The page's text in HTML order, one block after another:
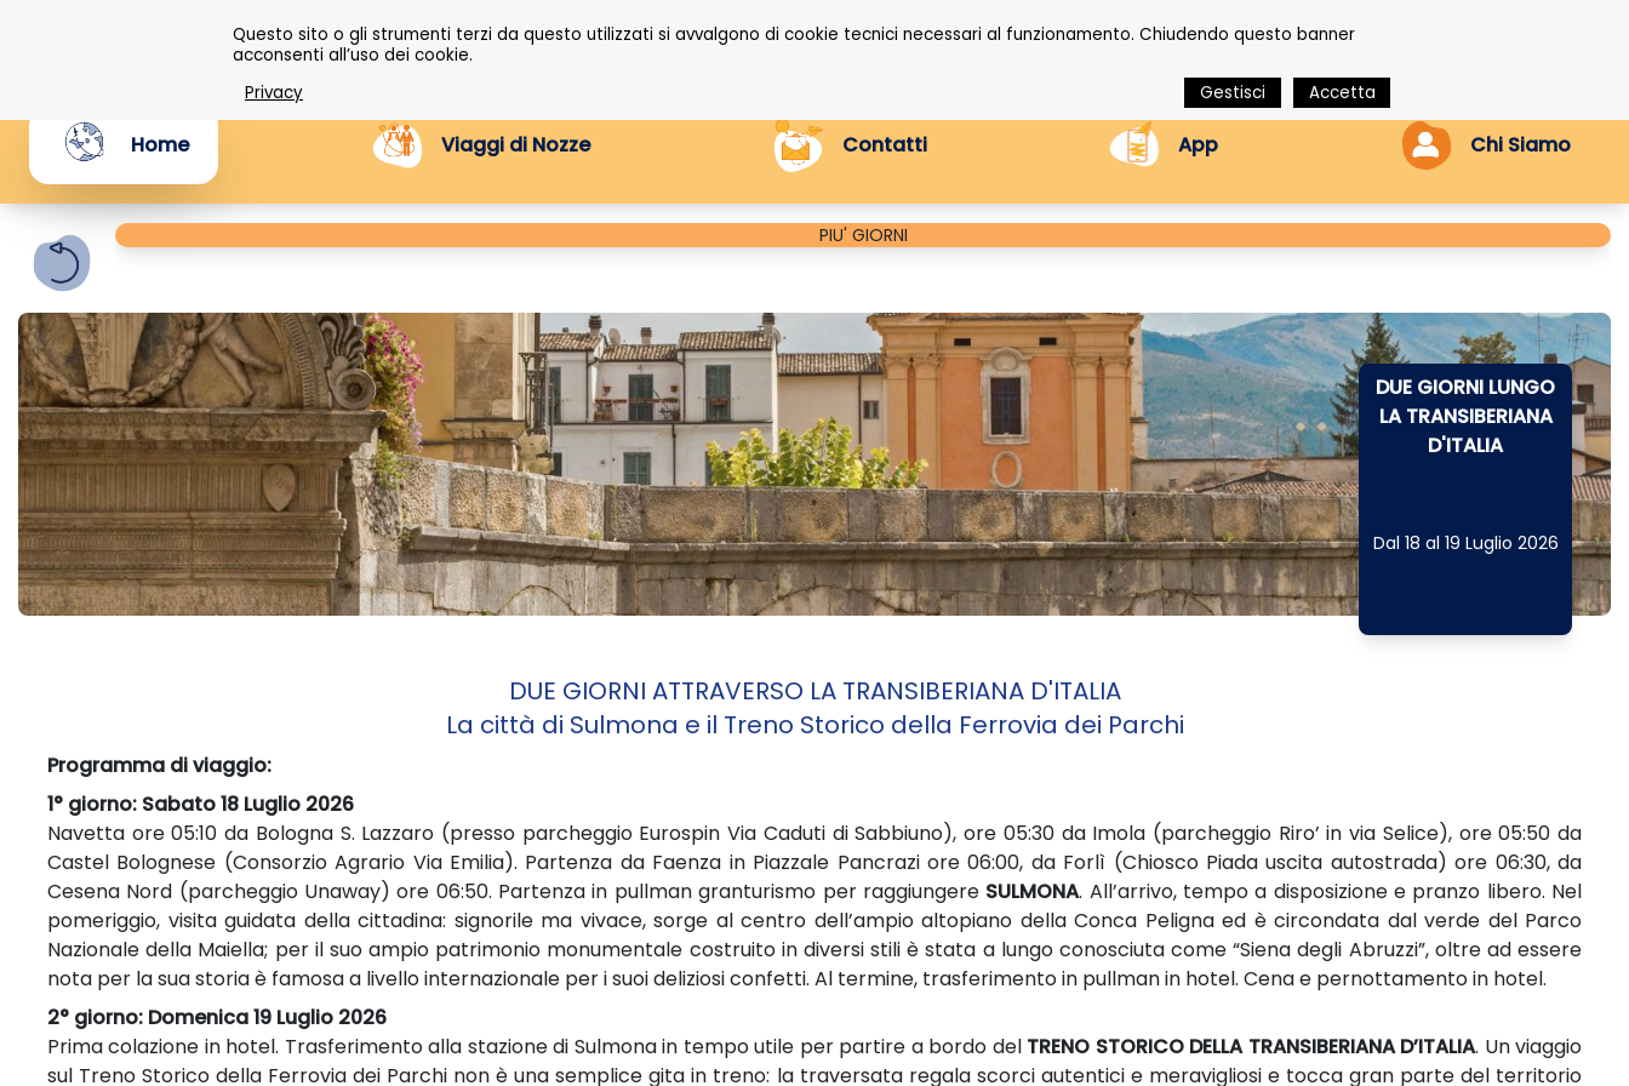
Questo sito o gli strumenti terzi da questo utilizzati si avvalgono di cookie tecnici necessari al funzionamento. Chiudendo questo banner
acconsenti all’uso dei cookie.
Privacy
Gestisci Accetta
Home Viaggi di Nozze Contatti App Chi Siamo
PIU' GIORNI
DUE GIORNI LUNGO
LA TRANSIBERIANA
D'ITALIA
Dal 18 al 19 Luglio 2026
DUE GIORNI ATTRAVERSO LA TRANSIBERIANA D'ITALIA
La città di Sulmona e il Treno Storico della Ferrovia dei Parchi
Programma di viaggio:
1° giorno: Sabato 18 Luglio 2026
Navetta ore 05:10 da Bologna S. Lazzaro (presso parcheggio Eurospin Via Caduti di Sabbiuno), ore 05:30 da Imola (parcheggio Riro’ in via Selice), ore 05:50 da
Castel Bolognese (Consorzio Agrario Via Emilia). Partenza da Faenza in Piazzale Pancrazi ore 06:00, da Forlì (Chiosco Piada uscita autostrada) ore 06:30, da
Cesena Nord (parcheggio Unaway) ore 06:50. Partenza in pullman granturismo per raggiungere SULMONA. All’arrivo, tempo a disposizione e pranzo libero. Nel
pomeriggio, visita guidata della cittadina: signorile ma vivace, sorge al centro dell’ampio altopiano della Conca Peligna ed è circondata dal verde del Parco
Nazionale della Maiella; per il suo ampio patrimonio monumentale costruito in diversi stili è stata a lungo conosciuta come “Siena degli Abruzzi”, oltre ad essere
nota per la sua storia è famosa a livello internazionale per i suoi deliziosi confetti. Al termine, trasferimento in pullman in hotel. Cena e pernottamento in hotel.
2° giorno: Domenica 19 Luglio 2026
Prima colazione in hotel. Trasferimento alla stazione di Sulmona in tempo utile per partire a bordo del TRENO STORICO DELLA TRANSIBERIANA D’ITALIA. Un viaggio
sul Treno Storico della Ferrovia dei Parchi non è una semplice gita in treno: la traversata regala scorci autentici e meravigliosi e tocca gran parte del territorio